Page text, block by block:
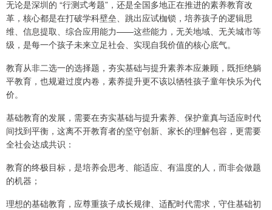
无论是深圳的 “行测式考题”，还是全国多地正在推进的素养教育改
革，核心都是在打破学科壁垒、跳出应试枷锁，培养孩子的逻辑思
维、信息提取、综合应用能力——这些能力，无关地域、无关城市等
级，是每一个孩子未来立足社会、实现自我价值的核心底气。
教育从非二选一的选择题，夯实基础与提升素养本应兼顾，既拒绝躺
平教育，也规避过度内卷，素养提升更不该以牺牲孩子童年快乐为代
价。
基础教育的发展，需要在夯实基础与提升素养、保护童真与适应时代
间找到平衡，这离不开教育者的坚守创新、家长的理解包容，更需要
全社会达成共识：
教育的终极目标，是培养会思考、能适应、有温度的人，而非会做题
的机器；
理想的基础教育，应尊重孩子成长规律、适配时代需求，守住基础初